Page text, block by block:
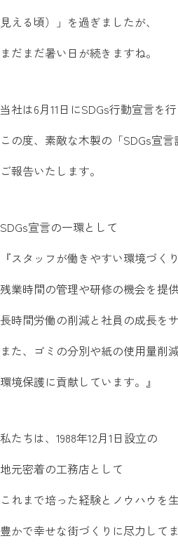
見える頃）」を過ぎましたが、
まだまだ暑い日が続きますね。
当社は6月11日にSDGs行動宣言を行
この度、素敵な木製の「SDGs宣
ご報告いたします。
SDGs宣言の一環として
『スタッフが働きやすい環境づく
残業時間の管理や研修の機会を提
長時間労働の削減と社員の成長をサ
また、ゴミの分別や紙の使用量削
環境保護に貢献しています。』
私たちは、1988年12月1日設立の
地元密着の工務店として
これまで培った経験とノウハウを
豊かで幸せな街づくりに尽力して